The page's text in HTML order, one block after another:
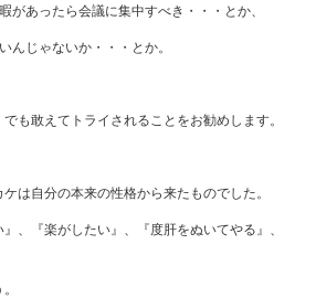
があったら会議に集中すべき・・・とか、
んじゃないか・・・とか。
も敢えてトライされることをお勧めします。
は自分の本来の性格から来たものでした。
、『楽がしたい』、『度肝をぬいてやる』、